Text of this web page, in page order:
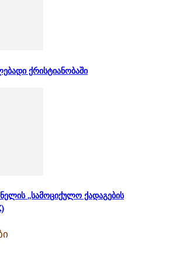
ქრისტიანობაში
„სამოციქულო ქადაგების